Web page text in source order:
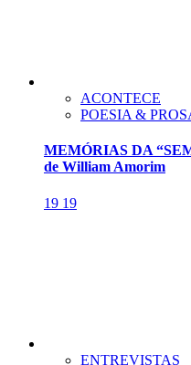
ACONTECE
POESIA &
MEMÓRIAS DA
de William Amorim
19 19
ENTREVISTAS